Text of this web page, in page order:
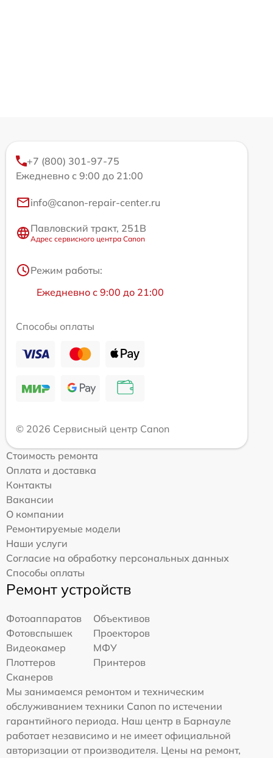
+7 (800) 301-97-75
Ежедневно с 9:00 до 21:00
info@canon-repair-center.ru
Павловский тракт, 251В
Адрес сервисного центра Canon
Режим работы:
Ежедневно с 9:00 до 21:00
Способы оплаты
© 2026 Сервисный центр Canon
Стоимость ремонта
Оплата и доставка
Контакты
Вакансии
О компании
Ремонтируемые модели
Наши услуги
Согласие на обработку персональных данных
Способы оплаты
Ремонт устройств
Фотоаппаратов
Объективов
Фотовспышек
Проекторов
Видеокамер
МФУ
Плоттеров
Принтеров
Сканеров
Мы занимаемся ремонтом и техническим
обслуживанием техники Canon по истечении
гарантийного периода. Наш центр в Барнауле
работает независимо и не имеет официальной
авторизации от производителя. Цены на ремонт,